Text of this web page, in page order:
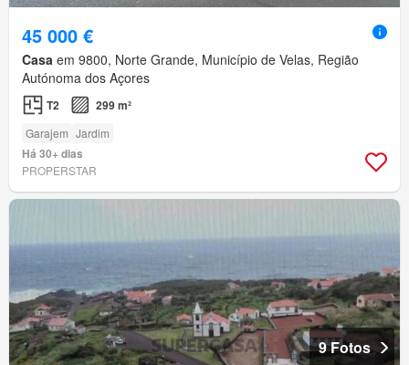
45 000 €
Casa em 9800, Norte Grande, Município de Velas, Região
Autónoma dos Açores
T2 299 m²
Garajem Jardim
Há 30+ dias
PROPERSTAR
9 Fotos